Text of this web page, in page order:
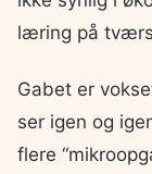
læring på
Gabet er
ser igen og
flere